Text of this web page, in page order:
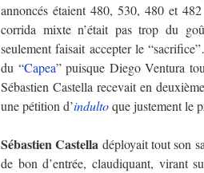
annoncés étaient 480, 530, 480 et
corrida mixte n’était pas trop du
seulement faisait accepter le
du “Capea” puisque Diego Ventura
Sébastien Castella recevait en
une pétition d’indultoque justement le
Sébastien Castella déployait tout son
de bon d’entrée, claudiquant, virant